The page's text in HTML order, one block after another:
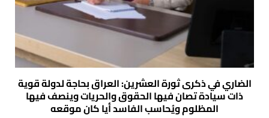
الضاري في ذكرى ثورة العشرين: العراق بحاجة لدولة قوية
ذات سيادة تصان فيها الحقوق والحريات وينصف فيها
المظلوم ويُحاسب الفاسد أيا كان موقعه